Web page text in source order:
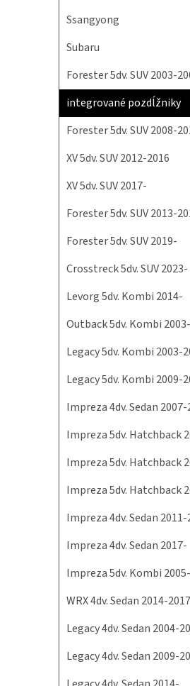
Ssangyong
Subaru
Forester 5dv. SUV 2003-
integrované pozdĺžniky
Forester 5dv. SUV 2008-
XV 5dv. SUV 2012-2016
XV 5dv. SUV 2017-
Forester 5dv. SUV 2013-
Forester 5dv. SUV 2019-
Crosstreck 5dv. SUV 2023-
Levorg 5dv. Kombi 2014-
Outback 5dv. Kombi
Legacy 5dv. Kombi 2003-
Legacy 5dv. Kombi 2009-
Impreza 4dv. Sedan 2007-
Impreza 5dv. Hatchback
Impreza 5dv. Hatchback
Impreza 5dv. Hatchback
Impreza 4dv. Sedan 2011-
Impreza 4dv. Sedan 2017-
Impreza 5dv. Kombi
WRX 4dv. Sedan 2014-2017
Legacy 4dv. Sedan 2004-
Legacy 4dv. Sedan 2009-